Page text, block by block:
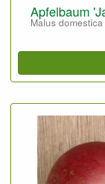
Apfelbaum
Malus